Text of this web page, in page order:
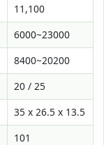
11,100
6000~23000
8400~20200
20 / 25
35 x 26.5 x 13.5
101